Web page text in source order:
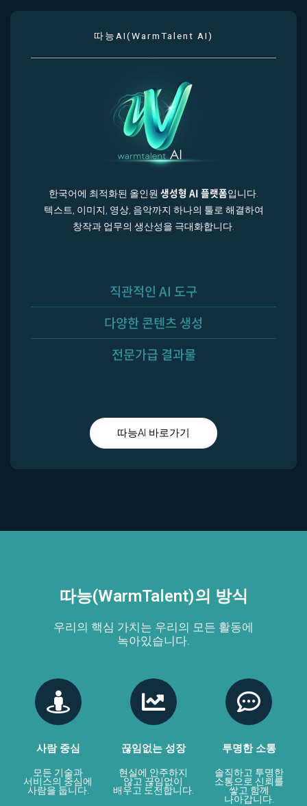
따능AI(WarmTalent AI)
한국어에 최적화된 올인원 생성형 AI 플랫폼입니다.
텍스트, 이미지, 영상, 음악까지 하나의 툴로 해결하여
창작과 업무의 생산성을 극대화합니다.
직관적인 AI 도구
다양한 콘텐츠 생성
전문가급 결과물
따능AI 바로가기
따능(WarmTalent)의 방식
우리의 핵심 가치는 우리의 모든 활동에
녹아있습니다.
사람 중심
모든 기술과
서비스의 중심에
사람을 둡니다.
끊임없는 성장
현실에 안주하지
않고 끊임없이
배우고 도전합니다.
투명한 소통
솔직하고 투명한
소통으로 신뢰를
쌓고 함께
나아갑니다.